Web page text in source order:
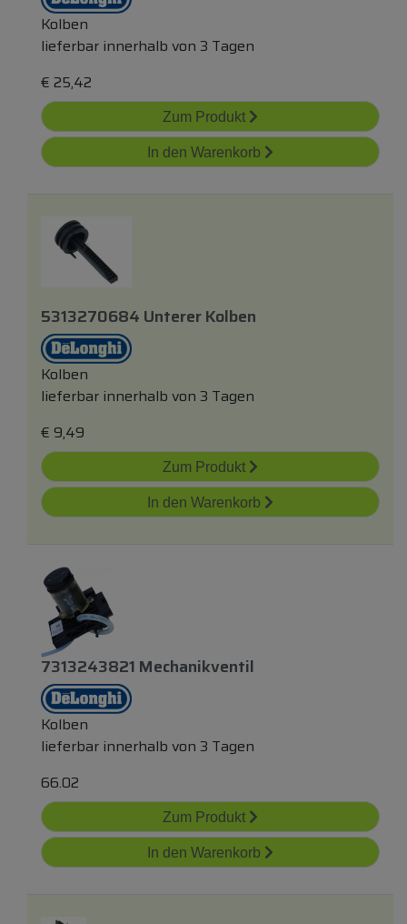
Kolben
lieferbar innerhalb von 3 Tagen
€ 25,42
Zum Produkt
In den Warenkorb
5313270684 Unterer Kolben
Kolben
lieferbar innerhalb von 3 Tagen
€ 9,49
Zum Produkt
In den Warenkorb
7313243821 Mechanikventil
Kolben
lieferbar innerhalb von 3 Tagen
66.02
Zum Produkt
In den Warenkorb